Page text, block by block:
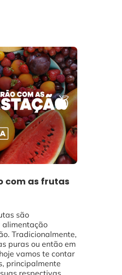
com as frutas
são
alimentação
Tradicionalmente,
puras ou então em
vamos te contar
principalmente
respectivas